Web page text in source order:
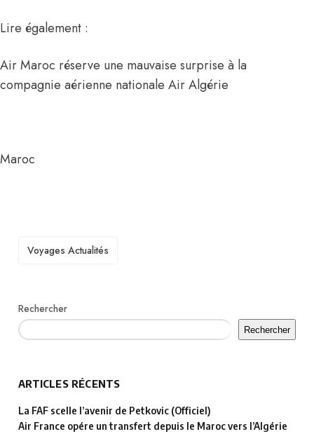
Lire également :
Air Maroc réserve une mauvaise surprise à la
compagnie aérienne nationale Air Algérie
Maroc
TAGS
Voyages Actualités
Rechercher
Rechercher
ARTICLES RÉCENTS
La FAF scelle l’avenir de Petkovic (Officiel)
Air France opére un transfert depuis le Maroc vers l’Algérie